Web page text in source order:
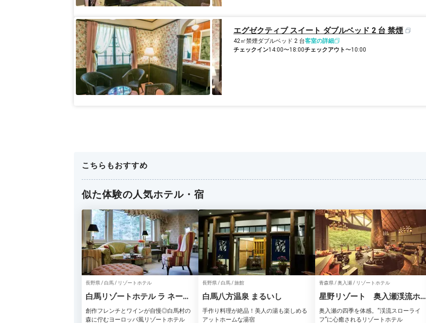
エグゼクティブ スイート ダブルベッド 2 台 禁煙
42㎡禁煙ダブルベッド 2 台客室の詳細
チェックイン14:00〜18:00チェックアウト〜10:00
こちらもおすすめ
似た体験の人気ホテル・宿
長野県 / 白馬 / リゾートホテル
白馬リゾートホテル ラ ネージ
ュ東館・西館
創作フレンチとワインが自慢◎白馬村の
森に佇むヨーロッパ風リゾートホテル
長野県 / 白馬 / 旅館
白馬八方温泉 まるいし
手作り料理が絶品！美人の湯も楽しめる
アットホームな湯宿
青森県 / 奥入瀬 / リゾートホテル
星野リゾート 奥入瀬渓流ホテ
ル
奥入瀬の四季を体感。“渓流スローライ
フ”に心癒されるリゾートホテル